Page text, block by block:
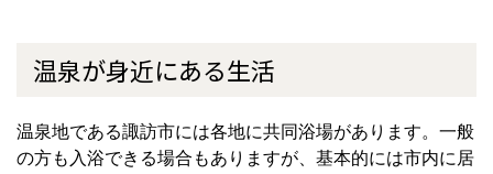
温泉が身近にある生活
温泉地である諏訪市には各地に共同浴場があります。一般
の方も入浴できる場合もありますが、基本的には市内に居